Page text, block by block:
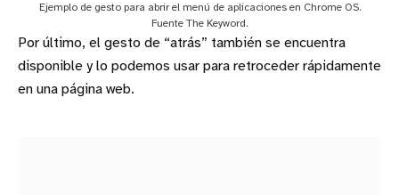
Ejemplo de gesto para abrir el menú de aplicaciones en Chrome OS.
Fuente The Keyword.
Por último, el gesto de “atrás” también se encuentra
disponible y lo podemos usar para retroceder rápidamente
en una página web.